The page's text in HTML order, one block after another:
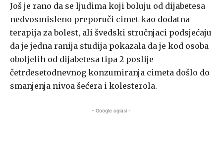
Još je rano da se ljudima koji boluju od dijabetesa
nedvosmisleno preporuči cimet kao dodatna
terapija za bolest, ali švedski stručnjaci podsjećaju
da je jedna ranija studija pokazala da je kod osoba
oboljelih od dijabetesa tipa 2 poslije
četrdesetodnevnog konzumiranja cimeta došlo do
smanjenja nivoa šećera i kolesterola.
- Google oglasi -